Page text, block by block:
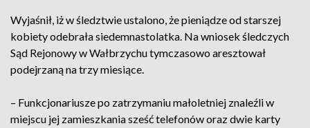
Wyjaśnił, iż w śledztwie ustalono, że pieniądze od starszej
kobiety odebrała siedemnastolatka. Na wniosek śledczych
Sąd Rejonowy w Wałbrzychu tymczasowo aresztował
podejrzaną na trzy miesiące.
– Funkcjonariusze po zatrzymaniu małoletniej znaleźli w
miejscu jej zamieszkania sześć telefonów oraz dwie karty